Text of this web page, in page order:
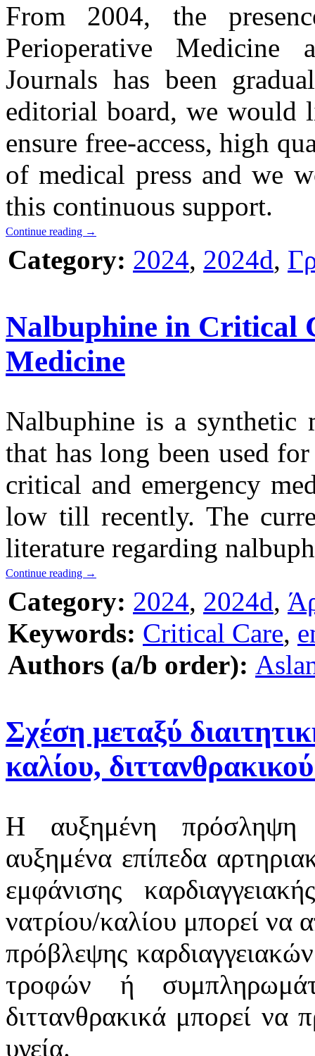
From 2004, the
Perioperative Medicine
Journals has been
editorial board, we would
ensure free-access, high
of medical press and we
this continuous support.
Continue reading →
Category: 2024, 2024d,
Nalbuphine in Critical
Medicine
Nalbuphine is a synthetic
that has long been used
critical and emergency
low till recently. The
literature regarding
Continue reading →
Category: 2024, 2024d,
Keywords: Critical Care,
Authors (a/b order):
Σχέση μεταξύ
καλίου,
Η αυξημένη πρόσληψη
αυξημένα επίπεδα
εμφάνισης
νατρίου/καλίου μπορεί να
πρόβλεψης
τροφών ή
διττανθρακικά μπορεί να
υγεία.